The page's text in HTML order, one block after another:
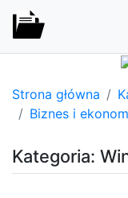
Strona główna
Biznes i
Kategoria: